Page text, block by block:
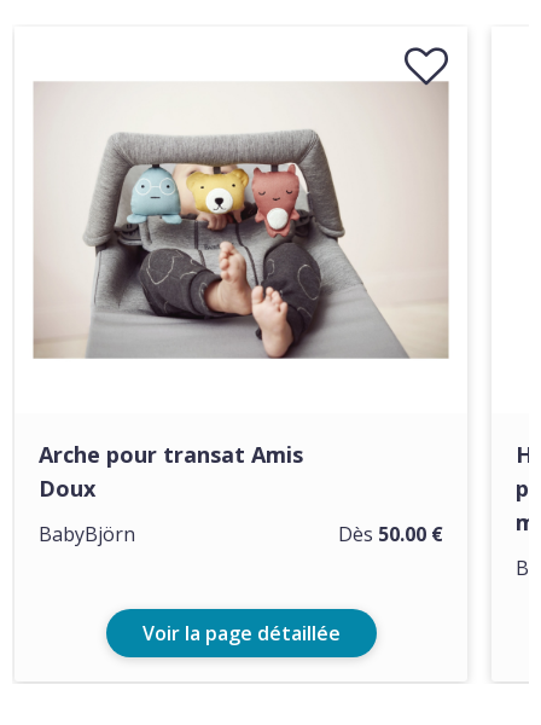
Arche pour transat Amis
Doux
Dès 50.00 €
BabyBjörn
Voir la page détaillée